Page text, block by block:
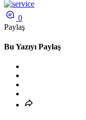
0
Paylaş
Bu Yazıyı Paylaş